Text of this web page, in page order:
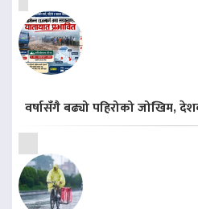
वर्षासँगै बढ्यो पहिरोको जोखिम,